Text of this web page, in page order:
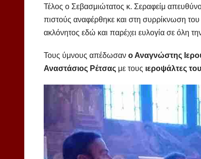
Τέλος ο Σεβασμιώτατος κ. Σεραφείμ
πιστούς αναφέρθηκε και στη συρρίκνωση του
ακλόνητος εδώ και παρέχει ευλογία σε όλη
Τους ύμνους απέδωσαν ο Αναγνώστης
Αναστάσιος Ρέτσας με τους ιεροψάλτες